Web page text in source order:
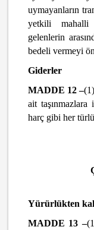
uymayanların
yetkili mahalli
gelenlerin
bedeli vermeyi
Giderler
MADDE 12 –
ait
harç gibi her
Yürürlükten
MADDE 13 –